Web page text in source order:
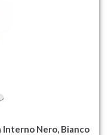
Nero, Bianco